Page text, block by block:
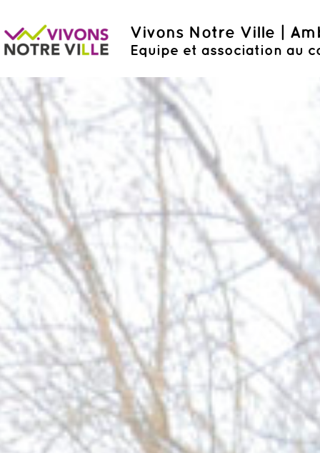
Vivons Notre Ville |
Equipe et association au